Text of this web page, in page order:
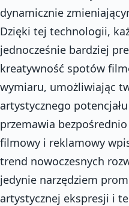
dynamicznie
Dzięki tej technologii,
jednocześnie bardziej
kreatywność spotów
wymiaru, umożliwiając
artystycznego
przemawia
filmowy i reklamowy
trend nowoczesnych
jedynie narzędziem
artystycznej ekspresji i